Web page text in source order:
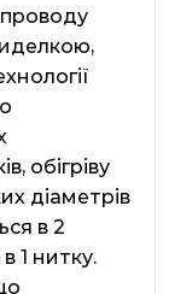
обігріву
діаметрів
в 2
1 нитку.